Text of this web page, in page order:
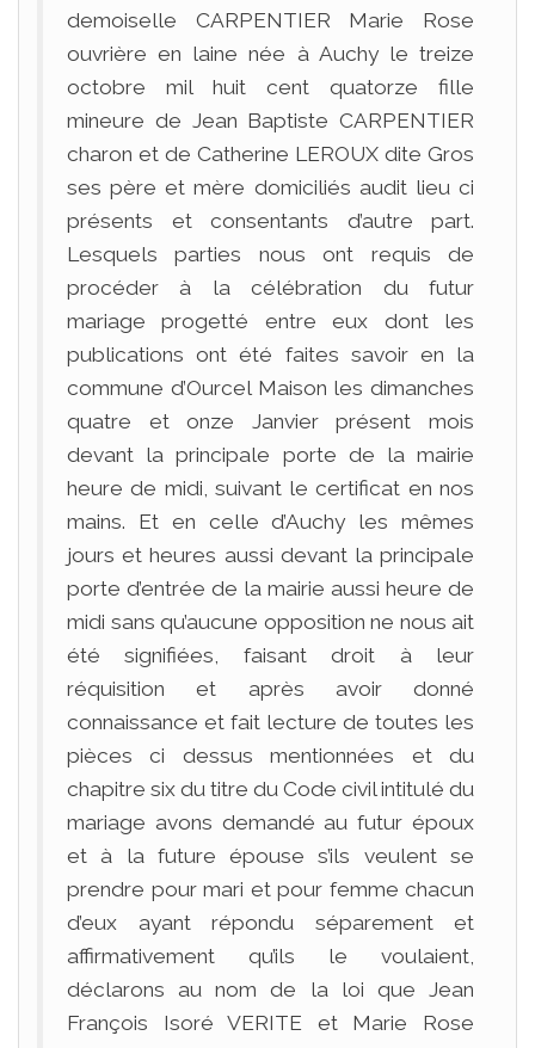
demoiselle CARPENTIER Marie Rose
ouvrière en laine née à Auchy le treize
octobre mil huit cent quatorze fille
mineure de Jean Baptiste CARPENTIER
charon et de Catherine LEROUX dite Gros
ses père et mère domiciliés audit lieu ci
présents et consentants d’autre part.
Lesquels parties nous ont requis de
procéder à la célébration du futur
mariage progetté entre eux dont les
publications ont été faites savoir en la
commune d’Ourcel Maison les dimanches
quatre et onze Janvier présent mois
devant la principale porte de la mairie
heure de midi, suivant le certificat en nos
mains. Et en celle d’Auchy les mêmes
jours et heures aussi devant la principale
porte d’entrée de la mairie aussi heure de
midi sans qu’aucune opposition ne nous ait
été signifiées, faisant droit à leur
réquisition et après avoir donné
connaissance et fait lecture de toutes les
pièces ci dessus mentionnées et du
chapitre six du titre du Code civil intitulé du
mariage avons demandé au futur époux
et à la future épouse s’ils veulent se
prendre pour mari et pour femme chacun
d’eux ayant répondu séparement et
affirmativement qu’ils le voulaient,
déclarons au nom de la loi que Jean
François Isoré VERITE et Marie Rose